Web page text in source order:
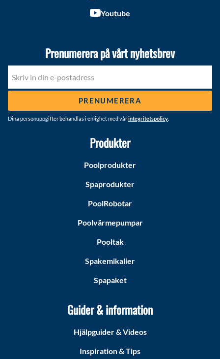
Youtube
Prenumerera på vårt nyhetsbrev
PRENUMERERA
Dina personuppgifter behandlas i enlighet med vårintegritetspolicy
Produkter
Poolprodukter
Spaprodukter
PoolRobotar
Poolvärmepumpar
Pooltak
Spakemikalier
Spapaket
Guider & information
Hjälpguider & Videos
Inspiration & Tips